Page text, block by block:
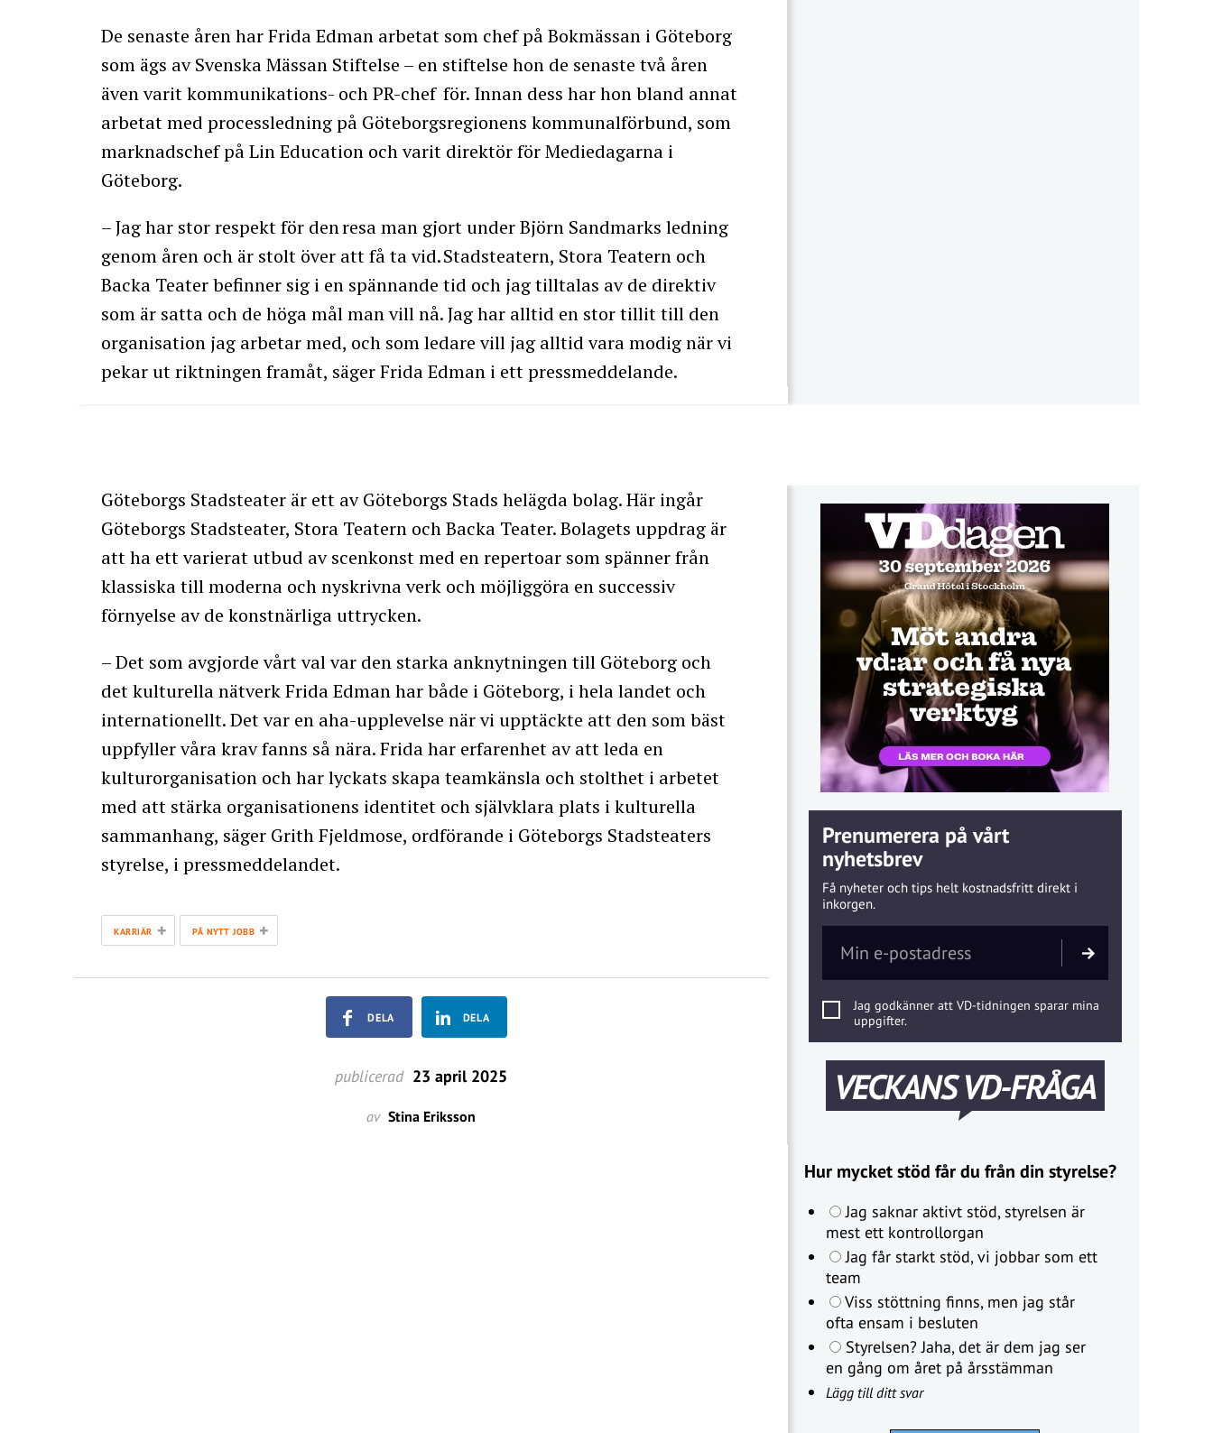
De senaste åren har Frida Edman arbetat som chef på Bokmässan i Göteborg
som ägs av Svenska Mässan Stiftelse – en stiftelse hon de senaste två åren
även varit kommunikations- och PR-chef för. Innan dess har hon bland annat
arbetat med processledning på Göteborgsregionens kommunalförbund, som
marknadschef på Lin Education och varit direktör för Mediedagarna i
Göteborg.
– Jag har stor respekt för den resa man gjort under Björn Sandmarks ledning
genom åren och är stolt över att få ta vid. Stadsteatern, Stora Teatern och
Backa Teater befinner sig i en spännande tid och jag tilltalas av de direktiv
som är satta och de höga mål man vill nå. Jag har alltid en stor tillit till den
organisation jag arbetar med, och som ledare vill jag alltid vara modig när vi
pekar ut riktningen framåt, säger Frida Edman i ett pressmeddelande.
Göteborgs Stadsteater är ett av Göteborgs Stads helägda bolag. Här ingår
Göteborgs Stadsteater, Stora Teatern och Backa Teater. Bolagets uppdrag är
att ha ett varierat utbud av scenkonst med en repertoar som spänner från
klassiska till moderna och nyskrivna verk och möjliggöra en successiv
förnyelse av de konstnärliga uttrycken.
– Det som avgjorde vårt val var den starka anknytningen till Göteborg och
det kulturella nätverk Frida Edman har både i Göteborg, i hela landet och
internationellt. Det var en aha-upplevelse när vi upptäckte att den som bäst
uppfyller våra krav fanns så nära. Frida har erfarenhet av att leda en
kulturorganisation och har lyckats skapa teamkänsla och stolthet i arbetet
med att stärka organisationens identitet och självklara plats i kulturella
sammanhang, säger Grith Fjeldmose, ordförande i Göteborgs Stadsteaters
styrelse, i pressmeddelandet.
KARRIÄR + PÅ NYTT JOBB +
DELA DELA
publicerad 23 april 2025
av Stina Eriksson
Prenumerera på vårt
nyhetsbrev
Få nyheter och tips helt kostnadsfritt direkt i
inkorgen.
Jag godkänner att VD-tidningen sparar mina
uppgifter.
VECKANS VD-FRÅGA
Hur mycket stöd får du från din styrelse?
Jag saknar aktivt stöd, styrelsen är
mest ett kontrollorgan
Jag får starkt stöd, vi jobbar som ett
team
Viss stöttning finns, men jag står
ofta ensam i besluten
Styrelsen? Jaha, det är dem jag ser
en gång om året på årsstämman
Lägg till ditt svar